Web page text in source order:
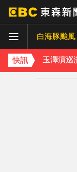
白海豚颱風
快訊